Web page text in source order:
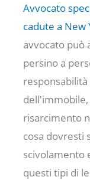
Avvocato
cadute a New
avvocato può
persino a
risarcimento
cosa dovresti
scivolamento
questi tipi di